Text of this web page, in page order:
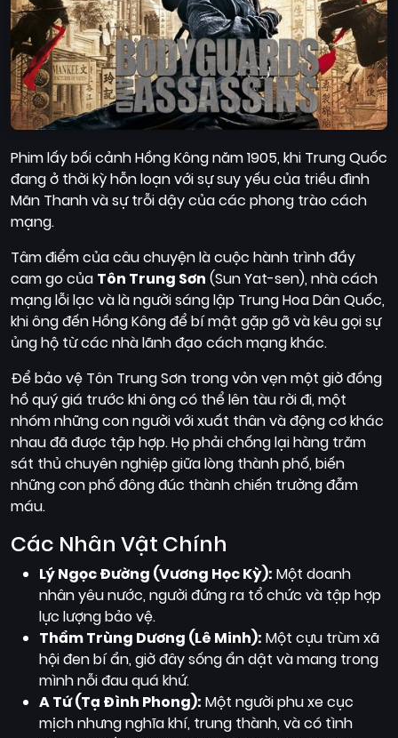
Phim lấy bối cảnh Hồng Kông năm 1905, khi Trung Quốc
đang ở thời kỳ hỗn loạn với sự suy yếu của triều đình
Mãn Thanh và sự trỗi dậy của các phong trào cách
mạng.
Tâm điểm của câu chuyện là cuộc hành trình đầy
cam go của Tôn Trung Sơn (Sun Yat-sen), nhà cách
mạng lỗi lạc và là người sáng lập Trung Hoa Dân Quốc,
khi ông đến Hồng Kông để bí mật gặp gỡ và kêu gọi sự
ủng hộ từ các nhà lãnh đạo cách mạng khác.
Để bảo vệ Tôn Trung Sơn trong vỏn vẹn một giờ đồng
hồ quý giá trước khi ông có thể lên tàu rời đi, một
nhóm những con người với xuất thân và động cơ khác
nhau đã được tập hợp. Họ phải chống lại hàng trăm
sát thủ chuyên nghiệp giữa lòng thành phố, biến
những con phố đông đúc thành chiến trường đẫm
máu.
Các Nhân Vật Chính
Lý Ngọc Đường (Vương Học Kỳ): Một doanh
nhân yêu nước, người đứng ra tổ chức và tập hợp
lực lượng bảo vệ.
Thẩm Trùng Dương (Lê Minh): Một cựu trùm xã
hội đen bí ẩn, giờ đây sống ẩn dật và mang trong
mình nỗi đau quá khứ.
A Tứ (Tạ Đình Phong): Một người phu xe cục
mịch nhưng nghĩa khí, trung thành, và có tình